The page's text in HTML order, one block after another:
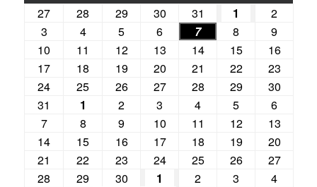
27 28 29 30 31 1
2
3
4 5 6 7 8
9
10
11 12 13 14 15
16
17
18 19 20 21 22
23
24
25 26 27 28 29
30
31
1 2 3 4 5
6
7
8 9 10 11 12
13
14
15 16 17 18 19
20
21
22 23 24 25 26
27
28
29 30 1 2 3 4